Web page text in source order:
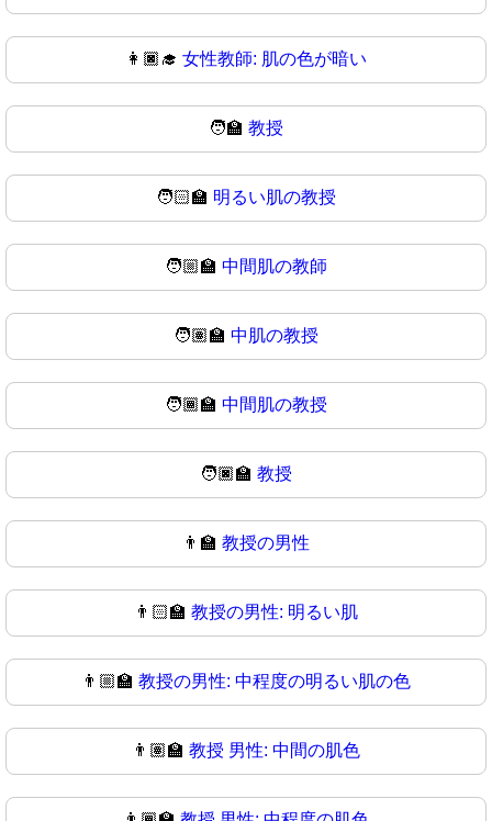
👩🏿‍🎓 女性教師: 肌の色が暗い
🧑‍🏫 教授
🧑🏻‍🏫 明るい肌の教授
🧑🏼‍🏫 中間肌の教師
🧑🏽‍🏫 中肌の教授
🧑🏾‍🏫 中間肌の教授
🧑🏿‍🏫 教授
👨‍🏫 教授の男性
👨🏻‍🏫 教授の男性: 明るい肌
👨🏼‍🏫 教授の男性: 中程度の明るい肌の色
👨🏽‍🏫 教授 男性: 中間の肌色